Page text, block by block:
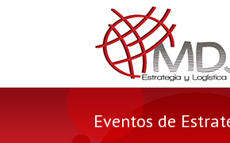
Eventos de